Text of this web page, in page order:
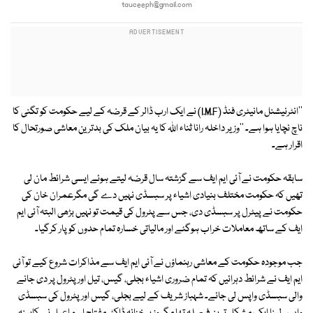
tauceeph@gmail.com
''انٹرنیشنل مانیٹری فنڈ (I.M.F) نے ایک ارب ڈالر کے قرضہ کے لیے حکومت کو تگنی کا
ناچ نچایا ہوا ہے۔ ''وزیر داخلہ رانا ثناء اﷲ کا یہ بیان ملک کی بدترین معاشی صورتحال کا
اقرار ہے۔
سابقہ حکومت نے آئی ایم ایف سے گزشتہ سال قرضہ لیتے ہوئے ایسی شرائط مان لی
تھیں کہ حکومت مختلف بنیادی اشیاء پر سبسڈی نہیں دے گی مگرعمران خان کی
حکومت نے پیٹرل پر سبسڈی دی، جس سے پٹرول کی قیمت تو نہیں بڑھی البتہ آئی ایم
ایف کے ساتھ معاملات خراب ہوگئے اور مالیاتی خسارہ تمام حدوں کو پار کرگیا۔
جب موجودہ حکومت کے معاشی رہنماؤں نے آئی ایم ایف سے مذاکرات شروع کیے تو آئی
ایم ایف نے شرائط دہرائیں کہ تمام ضروری اشیاء بجلی، گیس، تیل اور پٹرول پر دی جانے
والی سبسڈی واپس لی جائے۔ شہباز شریف کے لیے بجلی، گیس اور پٹرول کی سبسڈی